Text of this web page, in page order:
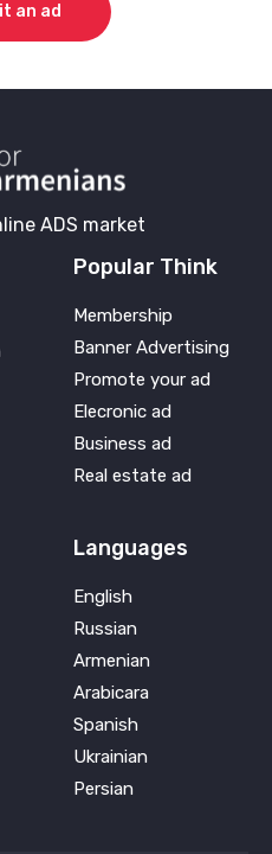
an ad
ADS market
Popular Think
Membership
Banner Advertising
Promote your ad
Elecronic ad
Business ad
Real estate ad
Languages
English
Russian
Armenian
Arabicara
Spanish
Ukrainian
Persian